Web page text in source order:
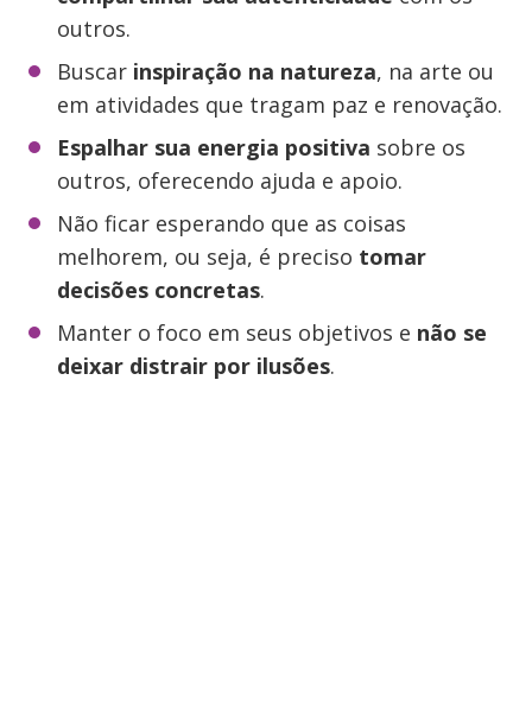
outros.
Buscar inspiração na natureza, na arte ou
em atividades que tragam paz e renovação.
Espalhar sua energia positiva sobre os
outros, oferecendo ajuda e apoio.
Não ficar esperando que as coisas
melhorem, ou seja, é preciso tomar
decisões concretas.
Manter o foco em seus objetivos e não se
deixar distrair por ilusões.